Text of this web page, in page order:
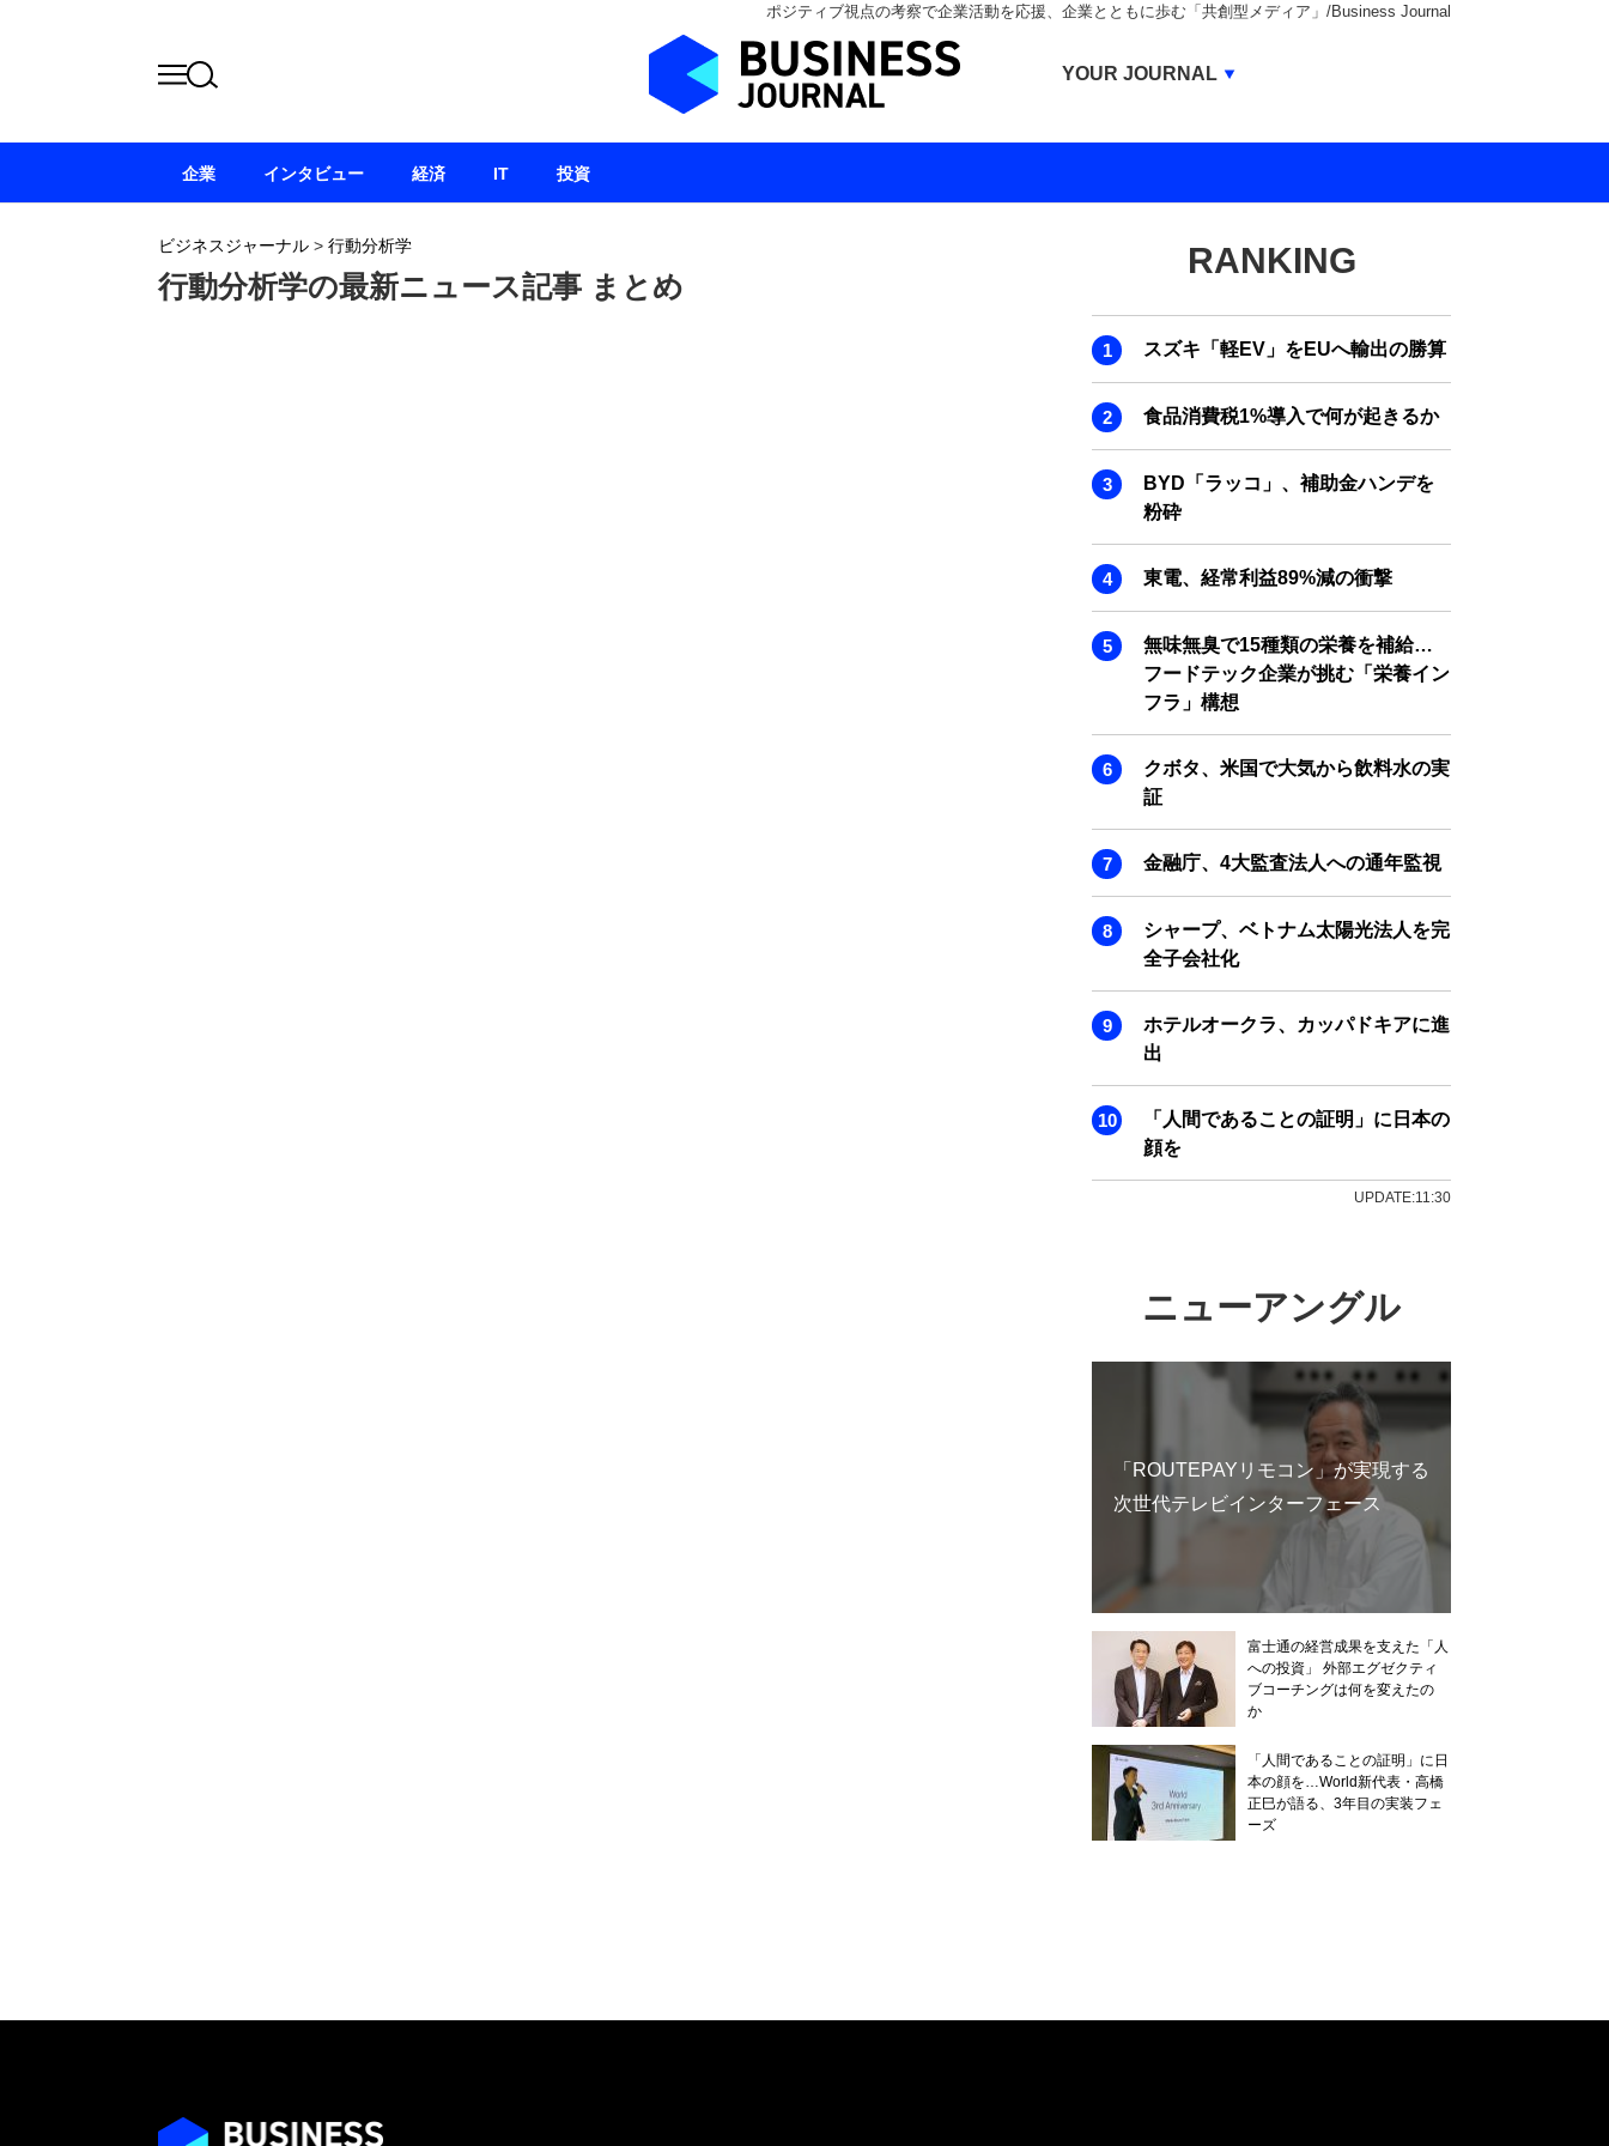
ポジティブ視点の考察で企業活動を応援、企業とともに歩む「共創型メディア」/Business Journal
ビジネスジャーナル > 行動分析学
行動分析学の最新ニュース記事 まとめ
RANKING
スズキ「軽EV」をEUへ輸出の勝算
食品消費税1%導入で何が起きるか
BYD「ラッコ」、補助金ハンデを
粉砕
東電、経常利益89%減の衝撃
無味無臭で15種類の栄養を補給…
フードテック企業が挑む「栄養イン
フラ」構想
クボタ、米国で大気から飲料水の実
証
金融庁、4大監査法人への通年監視
シャープ、ベトナム太陽光法人を完
全子会社化
ホテルオークラ、カッパドキアに進
出
「人間であることの証明」に日本の
顔を
UPDATE:11:30
ニューアングル
「ROUTEPAYリモコン」が実現する
次世代テレビインターフェース
富士通の経営成果を支えた「人
への投資」 外部エグゼクティ
ブコーチングは何を変えたの
か
「人間であることの証明」に日
本の顔を…World新代表・高橋
正巳が語る、3年目の実装フェ
ーズ
企業 インタビュー 経済 IT 投資
YOUR JOURNAL
BUSINESS JOURNAL
IVS JOURNAL
ENERGY MANAGEMENT JOURNAL
INBOUND JOURNAL
LIFE ENDING JOURNAL
AI JOURNAL
REAL ESTATE BROKERAGE JOURNAL
SMART MARKETING JOURNAL
BPaaS JOURNAL
ADOPTABLE DOG JOURNAL